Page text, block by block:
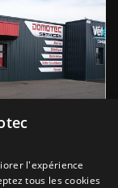
l'expérience
tous les cookies